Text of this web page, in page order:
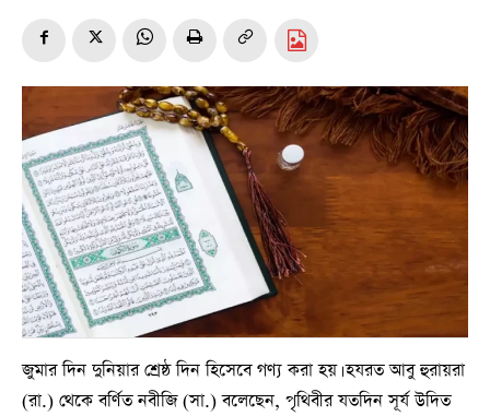
জুমার দিন দুনিয়ার শ্রেষ্ঠ দিন হিসেবে গণ্য করা হয়। হযরত আবু হুরায়রা
(রা.) থেকে বর্ণিত নবীজি (সা.) বলেছেন, পৃথিবীর যতদিন সূর্য উদিত